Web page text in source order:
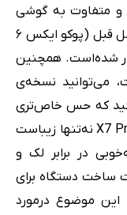
و متفاوت به گوشی
ببخشد. در بخش دوربین‌ها نیز طراحی نسل قبل (پوکو ایکس ۶
شده‌است. همچنین
می‌توانید نسخه‌ی
پرو را تهیه کنید که حس خاص‌تری
به آن می‌دهد. در مجموع، طراحی تخت X7 Pro نه‌تنها زیباست
در برابر لک و
ساخت دستگاه برای
این موضوع درمورد